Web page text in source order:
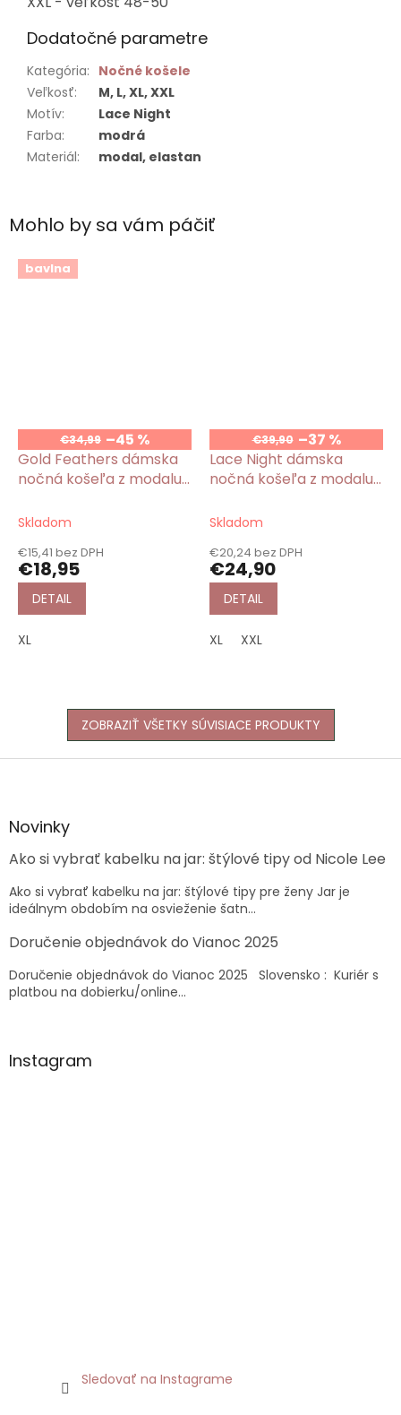
Mohlo by sa vám páčiť
bavlna
€34,99 –45 %
Gold Feathers dámska
nočná košeľa z modalu
Skladom
€15,41 bez DPH
€18,95
DETAIL
XL
€39,90 –37 %
Lace Night dámska
nočná košeľa z modalu
Skladom
€20,24 bez DPH
€24,90
DETAIL
XL XXL
ZOBRAZIŤ VŠETKY SÚVISIACE PRODUKTY
Dodatočné parametre
Kategória: Nočné košele
Veľkosť:
M, L, XL, XXL
Motív:
Lace Night
Farba:
modrá
Materiál: modal, elastan
Z
äNovinky
Ako si vybrať kabelku na jar: štýlové tipy od Nicole Lee
Ako si vybrať kabelku na jar: štýlové tipy pre ženy Jar je
ideálnym obdobím na osvieženie šatn...
Doručenie objednávok do Vianoc 2025
Doručenie objednávok do Vianoc 2025 Slovensko : Kuriér s
platbou na dobierku/online...
Instagram
Sledovať na Instagrame